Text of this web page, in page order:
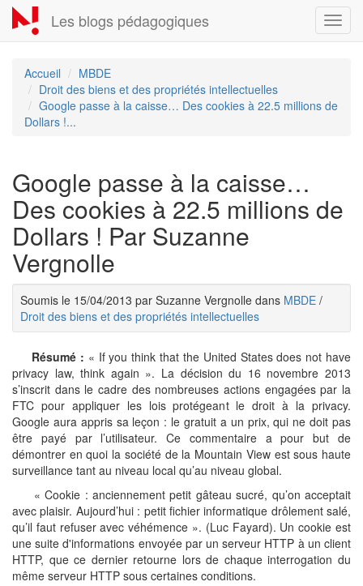
Aller
au
contenu
Les blogs pédagogiques
Accueil
MBDE
Droit des biens et des propriétés intellectuelles
Google passe à la caisse… Des cookies à 22.5 millions de
Dollars !...
Google passe à la caisse…
Des cookies à 22.5 millions de
Dollars ! Par Suzanne
Vergnolle
Soumis le 15/04/2013 par Suzanne Vergnolle dans MBDE /
Droit des biens et des propriétés intellectuelles
Résumé : « If you think that the United States does not have
privacy law, think again ». La décision du 16 novembre 2013
s’inscrit dans le cadre des nombreuses actions engagées par la
FTC pour appliquer les lois protégeant le droit à la privacy.
Google aura appris sa leçon : le gratuit a un prix, qui ne doit pas
être payé par l’utilisateur. Ce commentaire a pour but de
démontrer en quoi la société de la Mountain View est sous haute
surveillance tant au niveau local qu’au niveau global.
« Cookie : anciennement petit gâteau sucré, qu’on acceptait
avec plaisir. Aujourd’hui : petit fichier informatique drôlement salé,
qu’il faut refuser avec véhémence ». (Luc Fayard). Un cookie est
une suite d'informations envoyée par un serveur HTTP à un client
HTTP, que ce dernier retourne lors de chaque interrogation du
même serveur HTTP sous certaines conditions.